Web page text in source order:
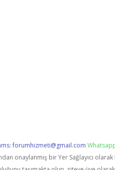
forumhizmeti@gmail.com
onaylanmış bir Yer Sağlayıcı